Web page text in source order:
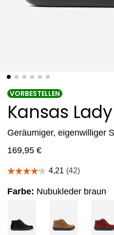
VORBESTELLEN
Kansas Lady
Geräumiger, eigenwilliger
169,95 €
Farbe: Nubukleder braun